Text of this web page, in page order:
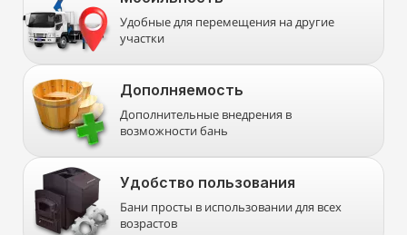
Удобные для перемещения на другие
участки
Дополняемость
Дополнительные внедрения в
возможности бань
Удобство пользования
Бани просты в использовании для всех
возрастов